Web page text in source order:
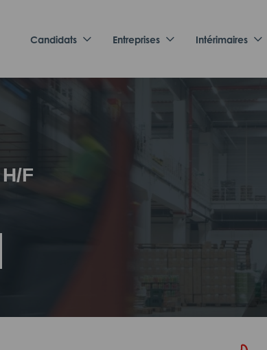
Candidats Entreprises Intérimaires
F